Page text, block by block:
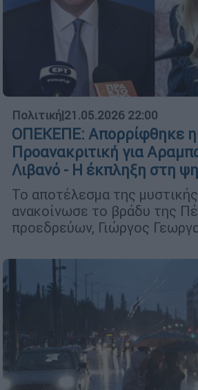
Πολιτική|21.05.2026 22:00
ΟΠΕΚΕΠΕ: Απορρίφθηκε η
Προανακριτική για
Λιβανό - Η έκπληξη στη
Το αποτέλεσμα της
ανακοίνωσε το βράδυ της
προεδρεύων, Γιώργος